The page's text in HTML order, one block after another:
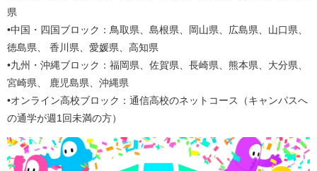
県
•中国・四国ブロック：鳥取県、島根県、岡山県、広島県、山口県、
徳島県、 香川県、愛媛県、高知県
•九州・沖縄ブロック：福岡県、佐賀県、長崎県、熊本県、大分県、
宮崎県、 鹿児島県、沖縄県
•オンライン高校ブロック：通信高校のネットコース（キャンパスへ
の通学が週1回未満の方）